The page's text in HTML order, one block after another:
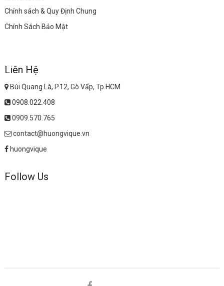
Chính sách & Quy Định Chung
Chính Sách Bảo Mật
Liên Hệ
Bùi Quang Là, P.12, Gò Vấp, Tp.HCM
0908.022.408
0909.570.765
contact@huongvique.vn
huongvique
Follow Us